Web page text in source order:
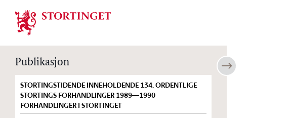
Stortinget.no
Publikasjon
STORTINGSTIDENDE INNEHOLDENDE 134. ORDENTLIGE
STORTINGS FORHANDLINGER 1989—1990
FORHANDLINGER I STORTINGET